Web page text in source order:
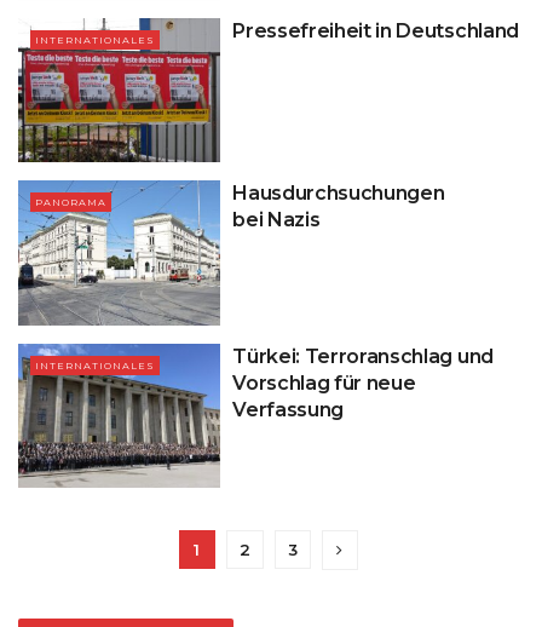
INTERNATIONALES Pressefreiheit in Deutschland
PANORAMA
Hausdurchsuchungen
bei Nazis
INTERNATIONALES
Türkei: Terroranschlag und
Vorschlag für neue
Verfassung
1 2 3